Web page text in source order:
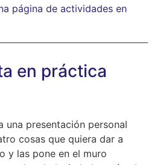
página de actividades en
en práctica
una presentación personal
cosas que quiera dar a
y las pone en el muro